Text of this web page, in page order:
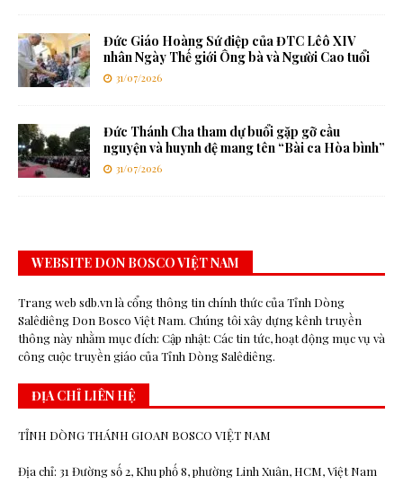
Đức Giáo Hoàng Sứ điệp của ĐTC Lêô XIV
nhân Ngày Thế giới Ông bà và Người Cao tuổi
31/07/2026
Đức Thánh Cha tham dự buổi gặp gỡ cầu
nguyện và huynh đệ mang tên “Bài ca Hòa bình”
31/07/2026
WEBSITE DON BOSCO VIỆT NAM
Trang web sdb.vn là cổng thông tin chính thức của Tỉnh Dòng
Salêdiêng Don Bosco Việt Nam. Chúng tôi xây dựng kênh truyền
thông này nhằm mục đích: Cập nhật: Các tin tức, hoạt động mục vụ và
công cuộc truyền giáo của Tỉnh Dòng Salêdiêng.
ĐỊA CHỈ LIÊN HỆ
TỈNH DÒNG THÁNH GIOAN BOSCO VIỆT NAM
Địa chỉ: 31 Đường số 2, Khu phố 8, phường Linh Xuân, HCM, Việt Nam